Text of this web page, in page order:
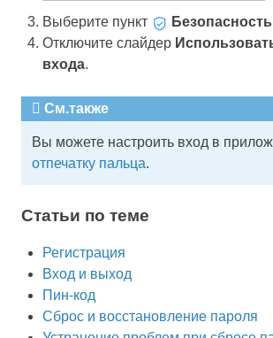
Выберите пункт Безопасность
Отключите слайдер
входа.
См.также
Вы можете настроить вход в
отпечатку пальца.
Статьи по теме
Регистрация
Вход и выход
Пин-код
Сброс и восстановление пароля